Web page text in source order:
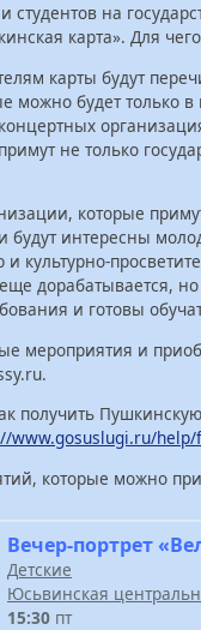
студентов на
карта». Для
карты будут
можно будет только
не только
которые
будут интересны
и культурно-
дорабатывается,
и готовы
мероприятия и
получить
www.gosuslugi.ru/
которые можно
Вечер-портрет
Детские
Юсьвинская
15:30 пт